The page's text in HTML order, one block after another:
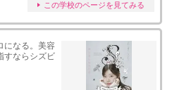
この学校のページを見てみる
になる。美容
すならシズビ